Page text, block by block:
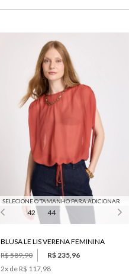
SELECIONE O TAMANHO PARA ADICIONAR
42 44
BLUSA LE LIS VERENA FEMININA
R$ 589,90
R$ 235,96
2x de R$ 117,98